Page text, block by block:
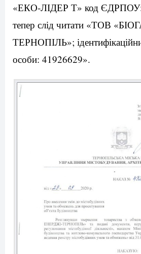
«ЕКО-ЛІДЕР Т» код ЄДРПОУ:
тепер слід читати «ТОВ
ТЕРНОПІЛЬ»;
особи: 41926629».